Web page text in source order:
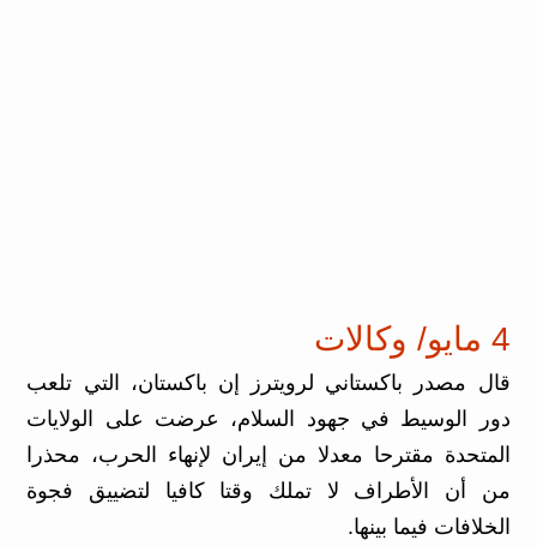
4 مايو/ وكالات
قال مصدر ‌باكستاني لرويترز إن باكستان، التي تلعب
دور الوسيط في جهود السلام، عرضت على الولايات
المتحدة مقترحا معدلا من إيران لإنهاء الحرب، محذرا
من أن الأطراف لا تملك وقتا كافيا لتضييق فجوة
الخلافات فيما بينها.